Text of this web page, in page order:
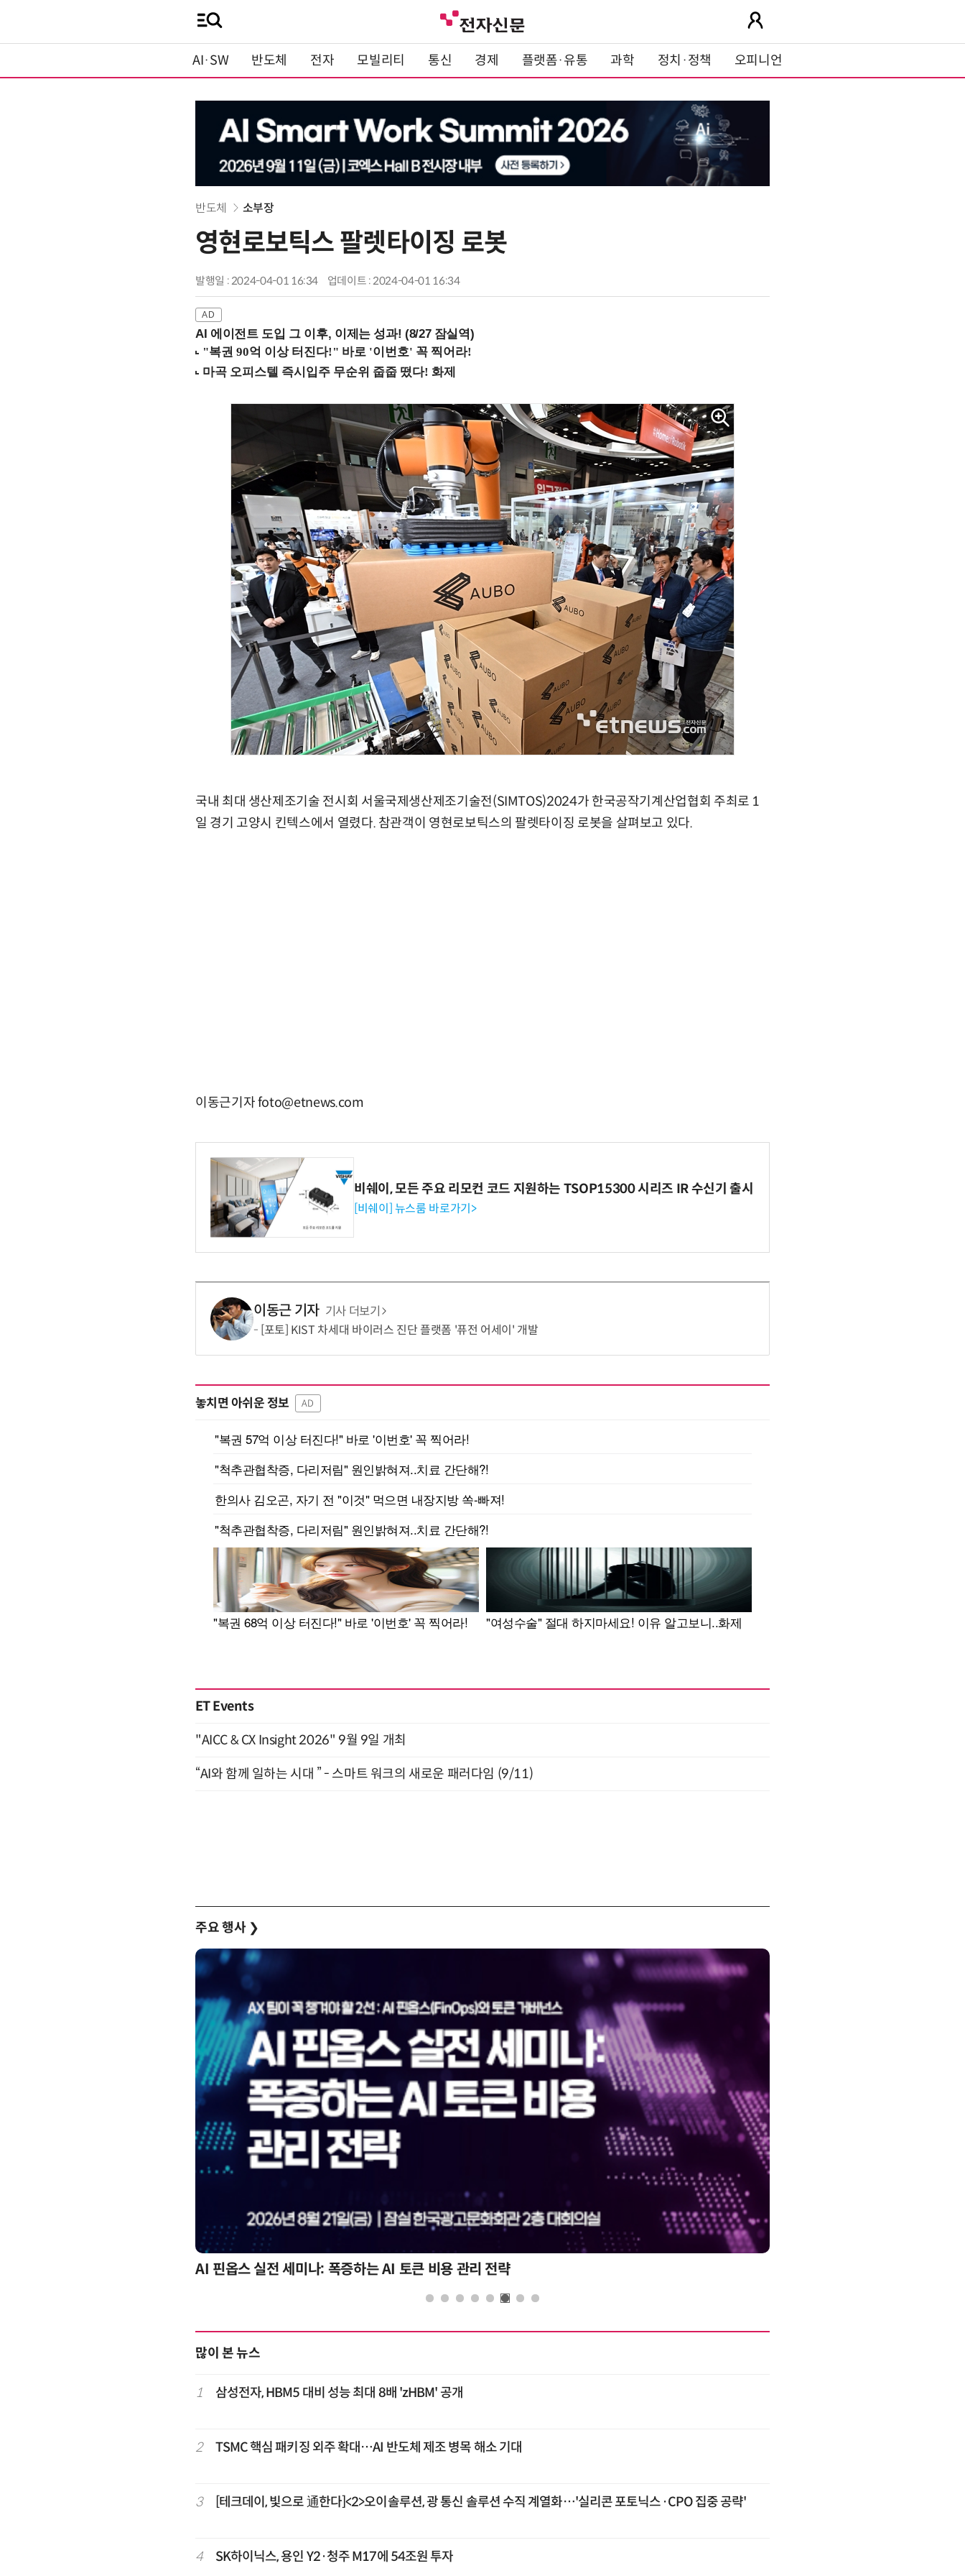
AI·SW 반도체 전자 모빌리티 통신 경제 플랫폼·유통 과학 정치·정책 오피니언
반도체 소부장
영현로보틱스 팔렛타이징 로봇
발행일 : 2024-04-01 16:34 업데이트 : 2024-04-01 16:34
AI 에이전트 도입 그 이후, 이제는 성과! (8/27 잠실역)
국내 최대 생산제조기술 전시회 서울국제생산제조기술전(SIMTOS)2024가 한국공작기계산업협회 주최로 1
일 경기 고양시 킨텍스에서 열렸다. 참관객이 영현로보틱스의 팔렛타이징 로봇을 살펴보고 있다.
이동근기자 foto@etnews.com
비쉐이, 모든 주요 리모컨 코드 지원하는 TSOP15300 시리즈 IR 수신기 출시
[비쉐이] 뉴스룸 바로가기>
이동근 기자 기사 더보기
[포토] KIST 차세대 바이러스 진단 플랫폼 '퓨전 어세이' 개발
놓치면 아쉬운 정보 AD
ET Events
"AICC & CX Insight 2026" 9월 9일 개최
“AI와 함께 일하는 시대 ” - 스마트 워크의 새로운 패러다임 (9/11)
주요 행사 ❯
AI 핀옵스 실전 세미나: 폭증하는 AI 토큰 비용 관리 전략
많이 본 뉴스
1 삼성전자, HBM5 대비 성능 최대 8배 'zHBM' 공개
2 TSMC 핵심 패키징 외주 확대…AI 반도체 제조 병목 해소 기대
3 [테크데이, 빛으로 通한다]<2>오이솔루션, 광 통신 솔루션 수직 계열화…'실리콘 포토닉스·CPO 집중 공략'
4 SK하이닉스, 용인 Y2·청주 M17에 54조원 투자